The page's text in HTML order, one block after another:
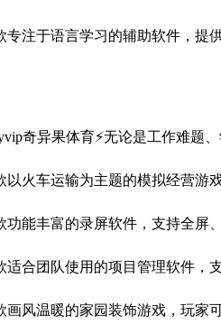
专注于语言学习的辅助软件，
奇异果体育⚡无论是工作难
火车运输为主题的模拟经营游
功能丰富的录屏软件，支持全
适合团队使用的项目管理软件
画风温暖的家园装饰游戏，玩